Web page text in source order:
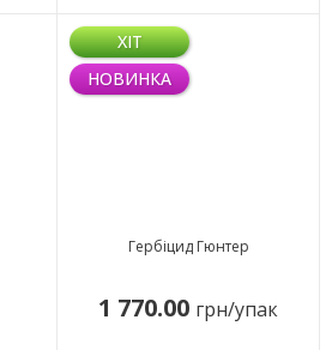
ХІТ
НОВИНКА
Гербіцид Гюнтер
1 770.00 грн/упак